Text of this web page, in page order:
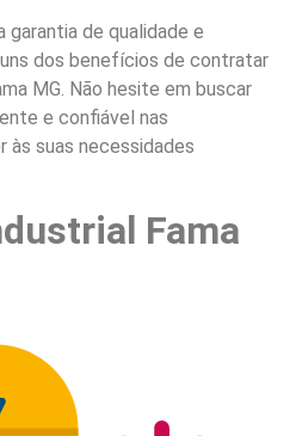
de qualidade e
dos benefícios de contratar
MG. Não hesite em buscar
e confiável nas
às suas necessidades
Fama